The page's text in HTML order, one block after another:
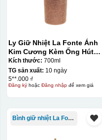
Ly Giữ Nhiệt La Fonte Ánh
Kim Cương Kèm Ống Hút-
700 ml-014687-GOL
Kích thước: 700ml
TG sản xuất: 10 ngày
5**.000 ₫
Đăng kýhoặc Đăng nhậpđể xem giá
Bình giữ nhiệt La Fonte